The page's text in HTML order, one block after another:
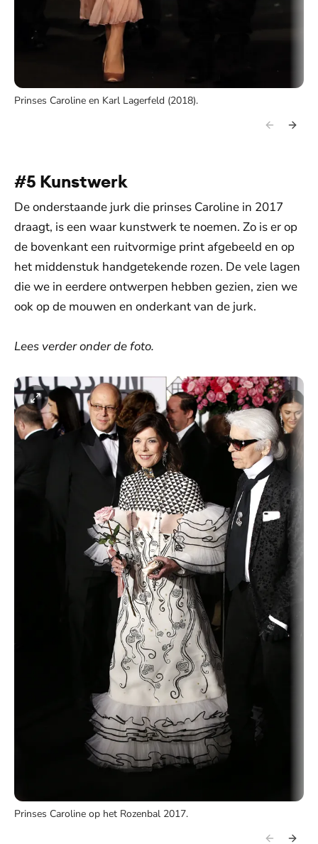
Prinses Caroline en Karl Lagerfeld (2018).
#5 Kunstwerk
De onderstaande jurk die prinses Caroline in 2017
draagt, is een waar kunstwerk te noemen. Zo is er op
de bovenkant een ruitvormige print afgebeeld en op
het middenstuk handgetekende rozen. De vele lagen
die we in eerdere ontwerpen hebben gezien, zien we
ook op de mouwen en onderkant van de jurk.
Lees verder onder de foto.
Prinses Caroline op het Rozenbal 2017.